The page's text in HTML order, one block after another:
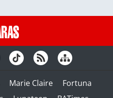
Marie Claire
Fortuna